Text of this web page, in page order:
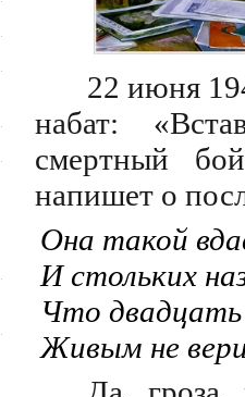
22 июня
набат:
смертный
напишет о
Она такой
И стольких
Что
Живым не